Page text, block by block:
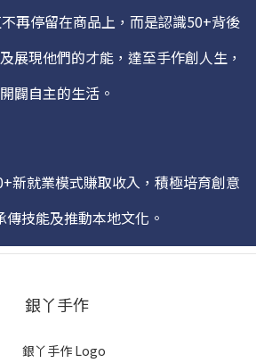
再停留在商品上，而是認識50+背後
展現他們的才能，達至手作創人生，
開闢自主的生活。
新就業模式賺取收入，積極培育創意
傳技能及推動本地文化。
銀丫手作